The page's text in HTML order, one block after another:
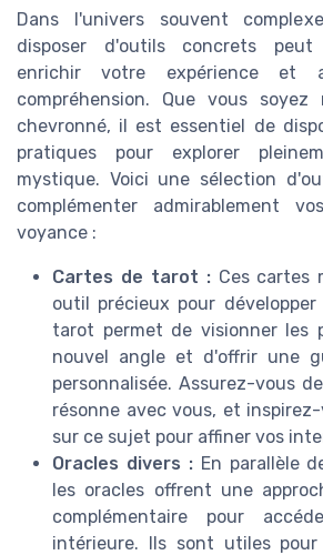
Dans l'univers souvent
disposer d'outils concrets peut
enrichir votre expérience et
compréhension. Que vous
chevronné, il est essentiel de
pratiques pour explorer
mystique. Voici une sélection
complémenter admirablement
voyance :
Cartes de tarot :Ces cartes
outil précieux pour
tarot permet de visionner les
nouvel angle et d'offrir une
personnalisée. Assurez-vous
résonne avec vous, et
sur ce sujet pour affiner vos
Oracles divers :En parallèle
les oracles offrent une
complémentaire pour
intérieure. Ils sont utiles